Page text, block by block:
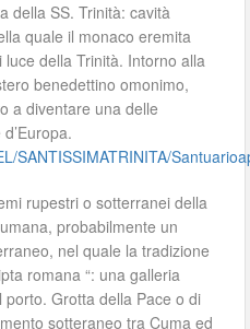
della SS. Trinità: cavità
quale il monaco eremita
della Trinità. Intorno alla
benedettino omonimo,
a diventare una delle
SANTISSIMATRINITA/
rupestri o sotterranei della
probabilmente un
nel quale la tradizione
romana “: una galleria
Grotta della Pace o di
sotteraneo tra Cuma ed